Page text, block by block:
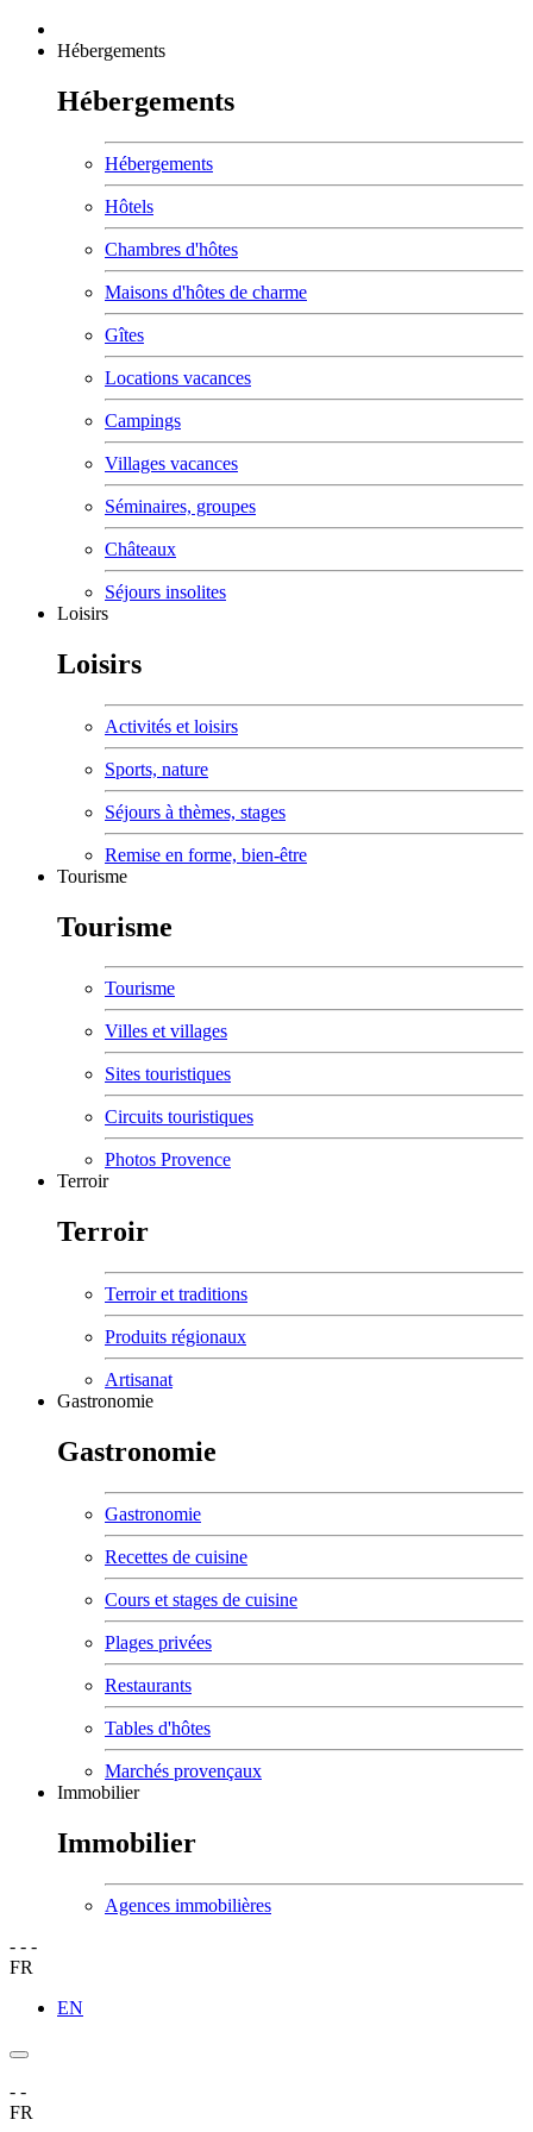
Hébergements
Hébergements
Hébergements
Hôtels
Chambres d'hôtes
Maisons d'hôtes de charme
Gîtes
Locations vacances
Campings
Villages vacances
Séminaires, groupes
Châteaux
Séjours insolites
Loisirs
Loisirs
Activités et loisirs
Sports, nature
Séjours à thèmes, stages
Remise en forme, bien-être
Tourisme
Tourisme
Tourisme
Villes et villages
Sites touristiques
Circuits touristiques
Photos Provence
Terroir
Terroir
Terroir et traditions
Produits régionaux
Artisanat
Gastronomie
Gastronomie
Gastronomie
Recettes de cuisine
Cours et stages de cuisine
Plages privées
Restaurants
Tables d'hôtes
Marchés provençaux
Immobilier
Immobilier
Agences immobilières
- - -
FR
EN
- -
FR